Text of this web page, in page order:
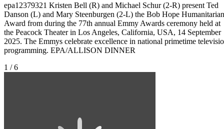
epa12379321 Kristen Bell (R) and Michael Schur (2-R) present Ted
Danson (L) and Mary Steenburgen (2-L) the Bob Hope Humanitarian
Award from during the 77th annual Emmy Awards ceremony held at
the Peacock Theater in Los Angeles, California, USA, 14 September
2025. The Emmys celebrate excellence in national primetime
programming. EPA/ALLISON DINNER
1 / 6